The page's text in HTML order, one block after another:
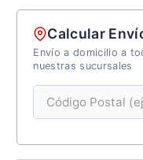
Calcular
Envío a domicilio a
nuestras sucursales